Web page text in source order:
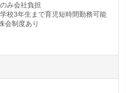
み会社負担
校3年生まで育児短時間勤務可能
会制度あり